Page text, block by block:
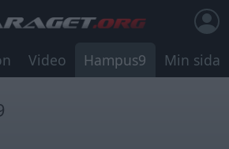
Video Hampus9 Min sida